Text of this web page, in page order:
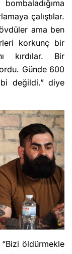
çalıştılar.
ama ben
korkunç bir
kırdılar. Bir
Günde 600
değildi.” diye
öldürmekle